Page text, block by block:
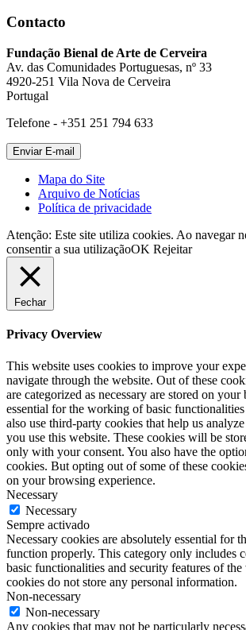
Contacto
Fundação Bienal de Arte de Cerveira
Av. das Comunidades Portuguesas, nº 33
4920-251 Vila Nova de Cerveira
Portugal
Telefone - +351 251 794 633
Mapa do Site
Arquivo de Notícias
Política de privacidade
Atenção: Este site utiliza cookies. Ao navegar
consentir a sua utilizaçãoOK Rejeitar
Fechar
Privacy Overview
This website uses cookies to improve your
navigate through the website. Out of these
are categorized as necessary are stored on your
essential for the working of basic
also use third-party cookies that help us
you use this website. These cookies will be
only with your consent. You also have the
cookies. But opting out of some of these
on your browsing experience.
Necessary
Necessary
Sempre activado
Necessary cookies are absolutely essential for
function properly. This category only includes
basic functionalities and security features of the
cookies do not store any personal information.
Non-necessary
Non-necessary
Any cookies that may not be particularly